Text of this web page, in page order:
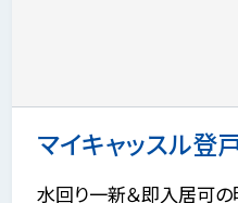
マイキャッスル登
水回り一新＆即入居可